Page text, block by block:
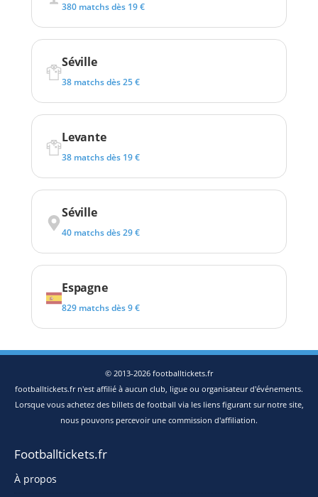
380 matchs dès 19 €
Séville
38 matchs dès 25 €
Levante
38 matchs dès 19 €
Séville
40 matchs dès 29 €
Espagne
829 matchs dès 9 €
© 2013-2026 footballtickets.fr
footballtickets.fr n'est affilié à aucun club, ligue ou organisateur d'événements.
Lorsque vous achetez des billets de football via les liens figurant sur notre site,
nous pouvons percevoir une commission d'affiliation.
Footballtickets.fr
À propos